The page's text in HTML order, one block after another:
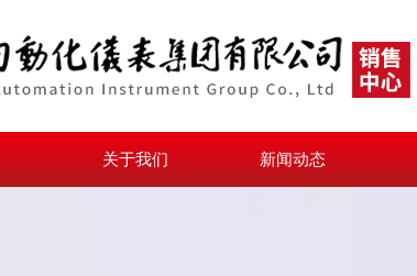
关于我们 新闻动态